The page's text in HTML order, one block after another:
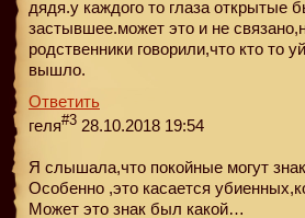
дядя.у каждого то глаза открытые
застывшее.может это и не
родственники говорили,что кто то
вышло.
Ответить
геля#3 28.10.2018 19:54
Я слышала,что покойные могут
Особенно ,это касается
Может это знак был какой…